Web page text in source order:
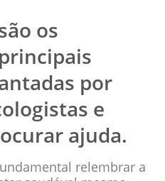
os
por
e
ajuda.
relembrar a